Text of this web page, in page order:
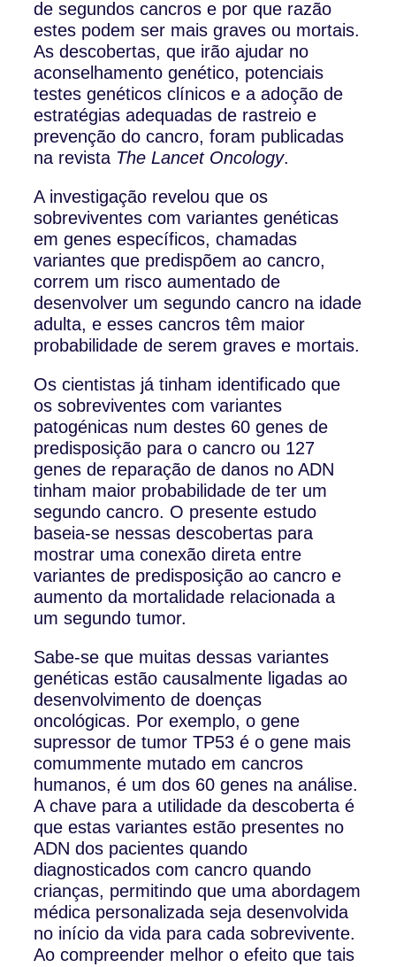
de segundos cancros e por que razão
estes podem ser mais graves ou mortais.
As descobertas, que irão ajudar no
aconselhamento genético, potenciais
testes genéticos clínicos e a adoção de
estratégias adequadas de rastreio e
prevenção do cancro, foram publicadas
na revista The Lancet Oncology.
A investigação revelou que os
sobreviventes com variantes genéticas
em genes específicos, chamadas
variantes que predispõem ao cancro,
correm um risco aumentado de
desenvolver um segundo cancro na idade
adulta, e esses cancros têm maior
probabilidade de serem graves e mortais.
Os cientistas já tinham identificado que
os sobreviventes com variantes
patogénicas num destes 60 genes de
predisposição para o cancro ou 127
genes de reparação de danos no ADN
tinham maior probabilidade de ter um
segundo cancro. O presente estudo
baseia-se nessas descobertas para
mostrar uma conexão direta entre
variantes de predisposição ao cancro e
aumento da mortalidade relacionada a
um segundo tumor.
Sabe-se que muitas dessas variantes
genéticas estão causalmente ligadas ao
desenvolvimento de doenças
oncológicas. Por exemplo, o gene
supressor de tumor TP53 é o gene mais
comummente mutado em cancros
humanos, é um dos 60 genes na análise.
A chave para a utilidade da descoberta é
que estas variantes estão presentes no
ADN dos pacientes quando
diagnosticados com cancro quando
crianças, permitindo que uma abordagem
médica personalizada seja desenvolvida
no início da vida para cada sobrevivente.
Ao compreender melhor o efeito que tais